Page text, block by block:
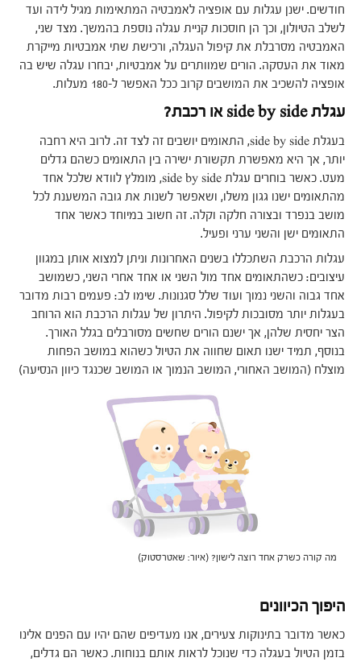
חודשים. ישנן עגלות עם אופציה לאמבטיה המתאימות מגיל לידה ועד
לשלב הטיולון, וכך הן חוסכות קניית עגלה נוספת בהמשך. מצד שני,
האמבטיה מסרבלת את קיפול העגלה, ורכישת שתי אמבטיות מייקרת
מאוד את העסקה. הורים שמוותרים על אמבטיות, יבחרו עגלה שיש בה
אופציה להשכיב את המושבים קרוב ככל האפשר ל-180 מעלות.
עגלתside by side או רכבת?
בעגלת side by side, התאומים יושבים זה לצד זה. לרוב היא רחבה
יותר, אך היא מאפשרת תקשורת ישירה בין התאומים כשהם גדלים
מעט. כאשר בוחרים עגלת side by side, מומלץ לוודא שלכל אחד
מהתאומים ישנו גגון משלו, ושאפשר לשנות את גובה המשענת לכל
מושב בנפרד ובצורה חלקה וקלה. זה חשוב במיוחד כאשר אחד
התאומים ישן והשני ערני ופעיל.
עגלות הרכבת השתכללו בשנים האחרונות וניתן למצוא אותן במגוון
עיצובים: כשהתאומים אחד מול השני או אחד אחרי השני, כשמושב
אחד גבוה והשני נמוך ועוד שלל סגנונות. שימו לב: פעמים רבות מדובר
בעגלות יותר מסובכות לקיפול. היתרון של עגלות הרכבת הוא הרוחב
הצר יחסית שלהן, אך ישנם הורים שחשים מסורבלים בגלל האורך.
בנוסף, תמיד ישנו תאום שחווה את הטיול כשהוא במושב הפחות
מוצלח (המושב האחורי, המושב הנמוך או המושב שכנגד כיוון הנסיעה)
מה קורה כשרק אחד רוצה לישון? (איור: שאטרסטוק)
היפוך הכיוונים
כאשר מדובר בתינוקות צעירים, אנו מעדיפים שהם יהיו עם הפנים אלינו
בזמן הטיול בעגלה כדי שנוכל לראות אותם בנוחות. כאשר הם גדלים,